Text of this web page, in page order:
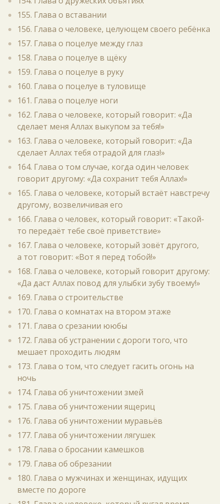
155. Глава о вставании
156. Глава о человеке, целующем своего ребёнка
157. Глава о поцелуе между глаз
158. Глава о поцелуе в щёку
159. Глава о поцелуе в руку
160. Глава о поцелуе в туловище
161. Глава о поцелуе ноги
162. Глава о человеке, который говорит: «Да
сделает меня Аллах выкупом за тебя!»
163. Глава о человеке, который говорит: «Да
сделает Аллах тебя отрадой для глаз!»
164. Глава о том случае, когда один человек
говорит другому: «Да сохранит тебя Аллах!»
165. Глава о человеке, который встаёт навстречу
другому, возвеличивая его
166. Глава о человек, который говорит: «Такой-
то передаёт тебе своё приветствие»
167. Глава о человеке, который зовёт другого,
а тот говорит: «Вот я перед тобой!»
168. Глава о человеке, который говорит другому:
«Да даст Аллах повод для улыбки зубу твоему!»
169. Глава о строительстве
170. Глава о комнатах на втором этаже
171. Глава о срезании ююбы
172. Глава об устранении с дороги того, что
мешает проходить людям
173. Глава о том, что следует гасить огонь на
ночь
174. Глава об уничтожении змей
175. Глава об уничтожении ящериц
176. Глава об уничтожении муравьёв
177. Глава об уничтожении лягушек
178. Глава о бросании камешков
179. Глава об обрезании
180. Глава о мужчинах и женщинах, идущих
вместе по дороге